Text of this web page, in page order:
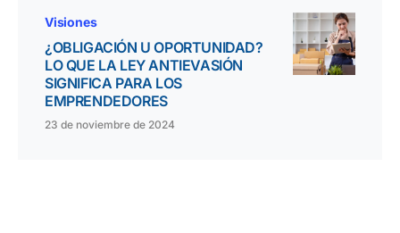
Visiones
¿OBLIGACIÓN U OPORTUNIDAD?
LO QUE LA LEY ANTIEVASIÓN
SIGNIFICA PARA LOS
EMPRENDEDORES
23 de noviembre de 2024